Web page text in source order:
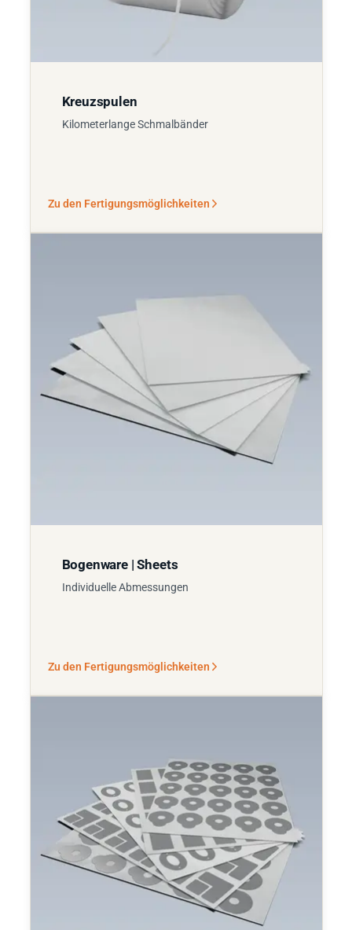
Kreuzspulen
Kilometerlange Schmalbänder
Zu den Fertigungsmöglichkeiten
Bogenware | Sheets
Individuelle Abmessungen
Zu den Fertigungsmöglichkeiten